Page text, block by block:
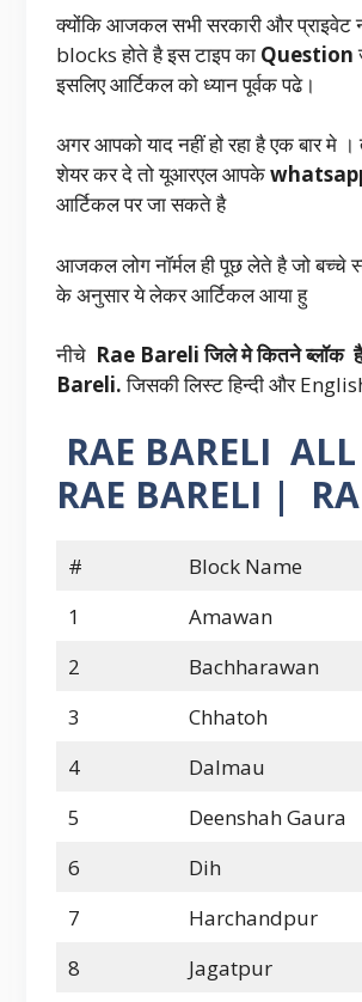
क्योंकि आजकल सभी सरकारी और प्राइवेट
blocks होते है इस टाइप का Question
इसलिए आर्टिकल को ध्यान पूर्वक पढे।
अगर आपको याद नहीं हो रहा है एक बार मे
शेयर कर दे तो यूआरएल आपके
आर्टिकल पर जा सकते है
आजकल लोग नॉर्मल ही पूछ लेते है जो बच्चे
के अनुसार ये लेकर आर्टिकल आया हु
नीचे Rae Bareli जिले मे कितने
Bareli.जिसकी लिस्ट हिन्दी और
RAE BARELI
RAE BARELI |
# Block Name
1
Amawan
2
Bachharawan
3
Chhatoh
4
Dalmau
5
Deenshah Gaura
6
Dih
7
Harchandpur
8
Jagatpur